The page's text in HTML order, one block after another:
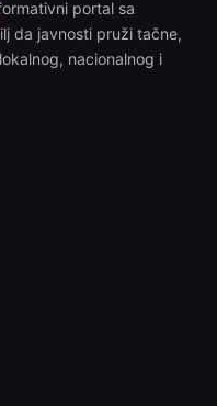
portal sa
da javnosti pruži tačne,
nacionalnog i